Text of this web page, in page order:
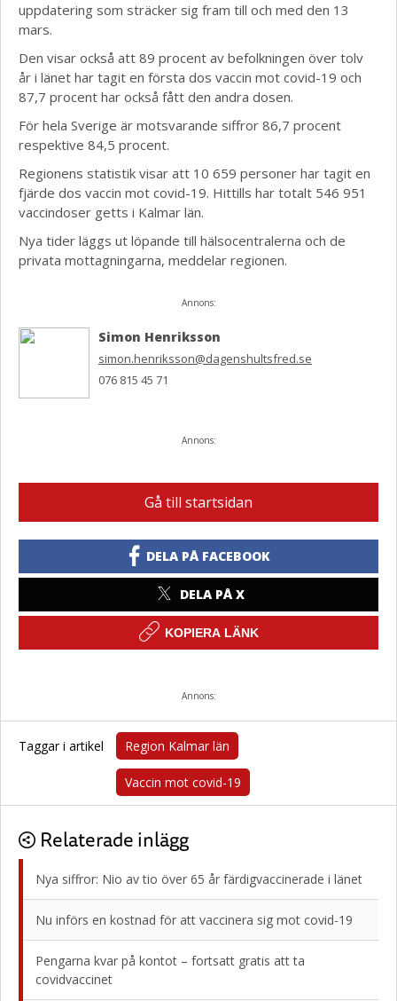
uppdatering som sträcker sig fram till och med den 13
mars.
Den visar också att 89 procent av befolkningen över tolv
år i länet har tagit en första dos vaccin mot covid-19 och
87,7 procent har också fått den andra dosen.
För hela Sverige är motsvarande siffror 86,7 procent
respektive 84,5 procent.
Regionens statistik visar att 10 659 personer har tagit en
fjärde dos vaccin mot covid-19. Hittills har totalt 546 951
vaccindoser getts i Kalmar län.
Nya tider läggs ut löpande till hälsocentralerna och de
privata mottagningarna, meddelar regionen.
Annons:
Simon Henriksson
simon.henriksson@dagenshultsfred.se
076 815 45 71
Annons:
Gå till startsidan
DELA PÅ FACEBOOK
DELA PÅ X
KOPIERA LÄNK
Annons:
Taggar i artikel Region Kalmar län
Vaccin mot covid-19
Relaterade inlägg
Nya siffror: Nio av tio över 65 år färdigvaccinerade i länet
Nu införs en kostnad för att vaccinera sig mot covid-19
Pengarna kvar på kontot – fortsatt gratis att ta
covidvaccinet